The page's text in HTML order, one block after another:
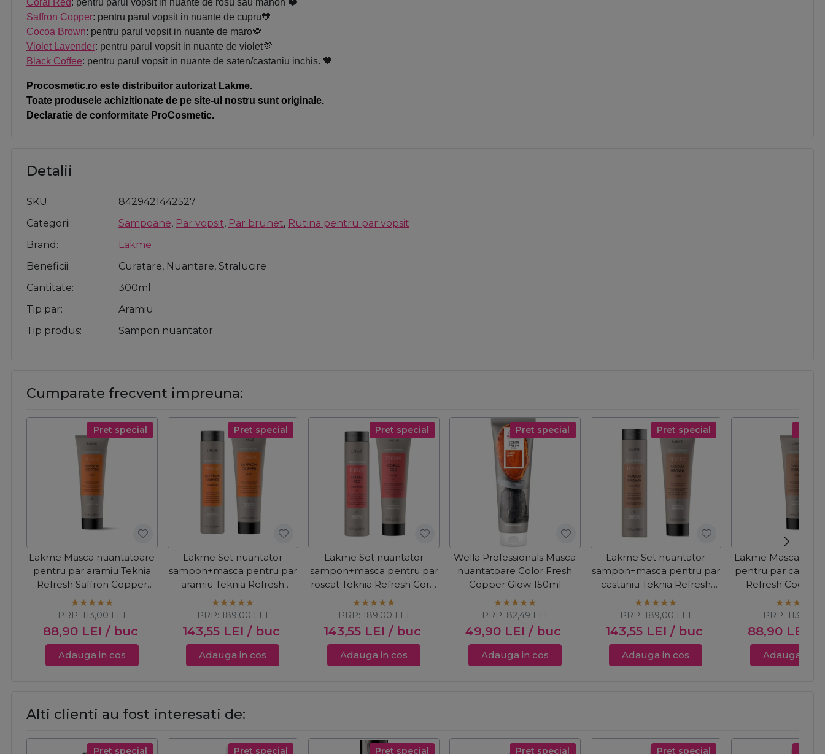
Coral Red: pentru parul vopsit in nuante de rosu sau mahon ❤️
Saffron Copper: pentru parul vopsit in nuante de cupru🧡
Cocoa Brown: pentru parul vopsit in nuante de maro🤎
Violet Lavender: pentru parul vopsit in nuante de violet💜
Black Coffee: pentru parul vopsit in nuante de saten/castaniu inchis. 🖤
Procosmetic.ro este distribuitor autorizat Lakme.
Toate produsele achizitionate de pe site-ul nostru sunt originale.
Declaratie de conformitate ProCosmetic.
Detalii
SKU
8429421442527
Categorii
Sampoane, Par vopsit, Par brunet, Rutina pentru par vopsit
Brand
Lakme
Beneficii
Curatare, Nuantare, Stralucire
Cantitate
300ml
Tip par
Aramiu
Tip produs
Sampon nuantator
Cumparate frecvent impreuna:
Pret special
Lakme Masca nuantatoare
pentru par aramiu Teknia
Refresh Saffron Copper
250ml
88,90 LEI / buc
PRP:113,00 LEI
Adauga in cos
Pret special
Lakme Set nuantator
sampon+masca pentru par
aramiu Teknia Refresh
Saffron Copper
143,55 LEI / buc
PRP:189,00 LEI
Adauga in cos
Pret special
Lakme Set nuantator
sampon+masca pentru par
roscat Teknia Refresh Coral
Red
143,55 LEI / buc
PRP:189,00 LEI
Adauga in cos
Pret special
Wella Professionals Masca
nuantatoare Color Fresh
Copper Glow 150ml
49,90 LEI / buc
PRP: 82,49 LEI
Adauga in cos
Pret special
Lakme Set nuantator
sampon+masca pentru par
castaniu Teknia Refresh
Cocoa Brown
143,55 LEI / buc
PRP:189,00 LEI
Adauga in cos
Lakme Masca
pentru par
Refresh Cocoa
250ml
88,90 LEI
PRP: 113,00
Adauga in
Alti clienti au fost interesati de:
Pret special Pret special Pret special Pret special Pret special